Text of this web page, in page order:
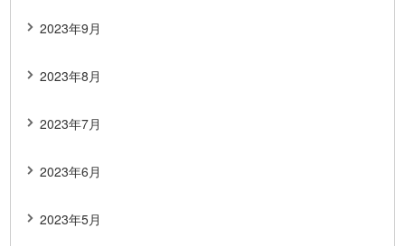
2023年9月
2023年8月
2023年7月
2023年6月
2023年5月